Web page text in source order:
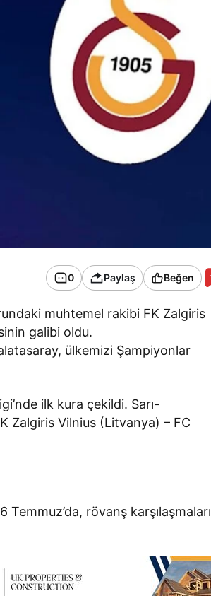
0 Paylaş Beğen
muhtemel rakibi FK Zalgiris
galibi oldu.
ülkemizi Şampiyonlar
ilk kura çekildi. Sarı-
Zalgiris Vilnius (Litvanya) – FC
rövanş karşılaşmaları